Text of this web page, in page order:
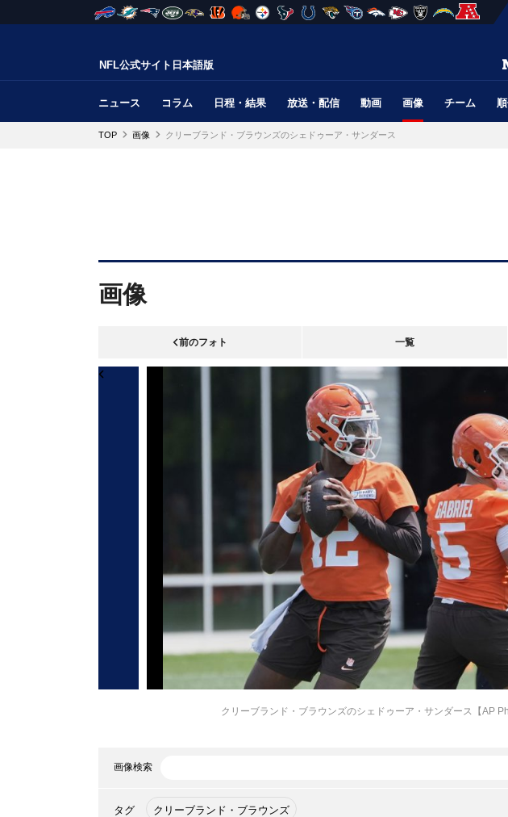
NFL公式サイト日本語版
ニュース コラム 日程・結果 放送・配信 動画 画像 チーム
TOP 画像 クリーブランド・ブラウンズのシェドゥーア・サンダース
画像
前のフォト 一覧
クリーブランド・ブラウンズのシェドゥーア・サンダース【AP
画像検索
タグ クリーブランド・ブラウンズ